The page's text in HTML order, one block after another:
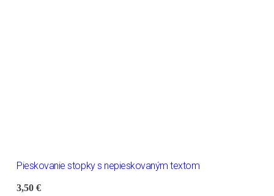
Pieskovanie stopky s nepieskovaným textom
3,50€